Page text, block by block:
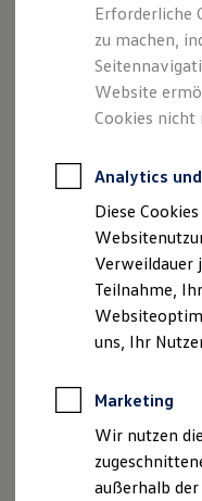
Leasing
Leasing-
Junge
Leasing
Kfz-
Garantien
Behörden
Anpfiff zum
Elektroautos
ID.
So geht
den
Erforderliche
zu machen,
Website
Cookies
Analytics
Diese
Verweildauer
Teilnahme,
uns, Ihr
Marketing
Wir nutzen
außerhalb